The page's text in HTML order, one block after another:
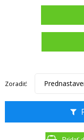
Zoradiť: